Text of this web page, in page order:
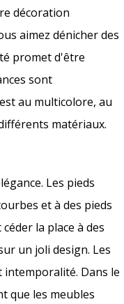
décoration
aimez dénicher des
promet d'être
sont
au multicolore, au
matériaux.
Les pieds
et à des pieds
la place à des
un joli design. Les
intemporalité. Dans le
que les meubles